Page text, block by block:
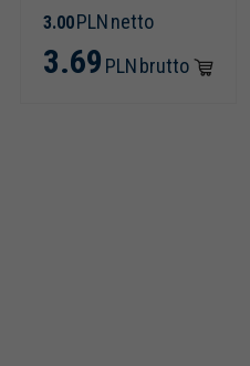
3.00PLNnetto
3.69 PLNbrutto